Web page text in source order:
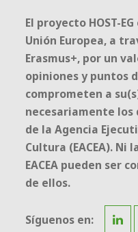
El proyecto HOST-
Unión Europea, a
Erasmus+, por un
opiniones y puntos
comprometen a
necesariamente los
de la Agencia
Cultura (EACEA). Ni
EACEA pueden ser
de ellos.
Síguenos en: